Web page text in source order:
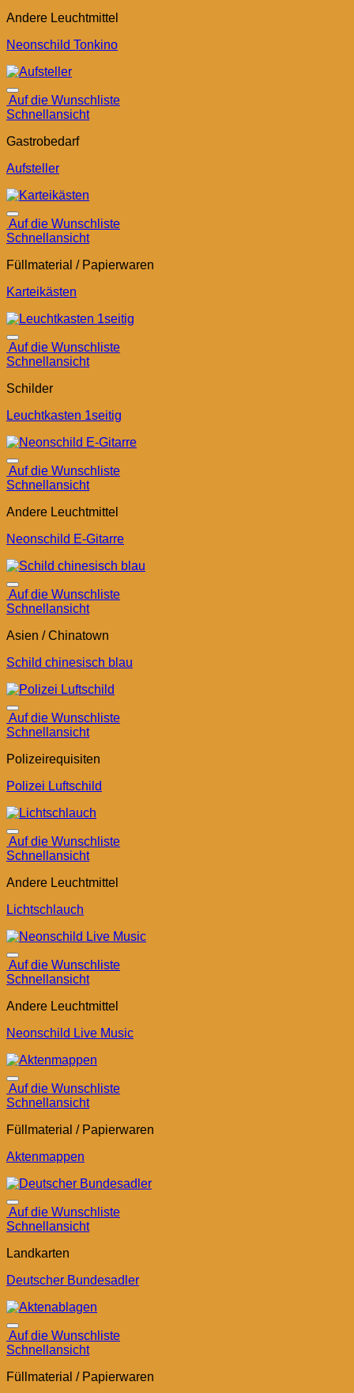
Andere Leuchtmittel
Neonschild Tonkino
Auf die Wunschliste
Schnellansicht
Gastrobedarf
Aufsteller
Auf die Wunschliste
Schnellansicht
Füllmaterial / Papierwaren
Karteikästen
Auf die Wunschliste
Schnellansicht
Schilder
Leuchtkasten 1seitig
Auf die Wunschliste
Schnellansicht
Andere Leuchtmittel
Neonschild E-Gitarre
Auf die Wunschliste
Schnellansicht
Asien / Chinatown
Schild chinesisch blau
Auf die Wunschliste
Schnellansicht
Polizeirequisiten
Polizei Luftschild
Auf die Wunschliste
Schnellansicht
Andere Leuchtmittel
Lichtschlauch
Auf die Wunschliste
Schnellansicht
Andere Leuchtmittel
Neonschild Live Music
Auf die Wunschliste
Schnellansicht
Füllmaterial / Papierwaren
Aktenmappen
Auf die Wunschliste
Schnellansicht
Landkarten
Deutscher Bundesadler
Auf die Wunschliste
Schnellansicht
Füllmaterial / Papierwaren